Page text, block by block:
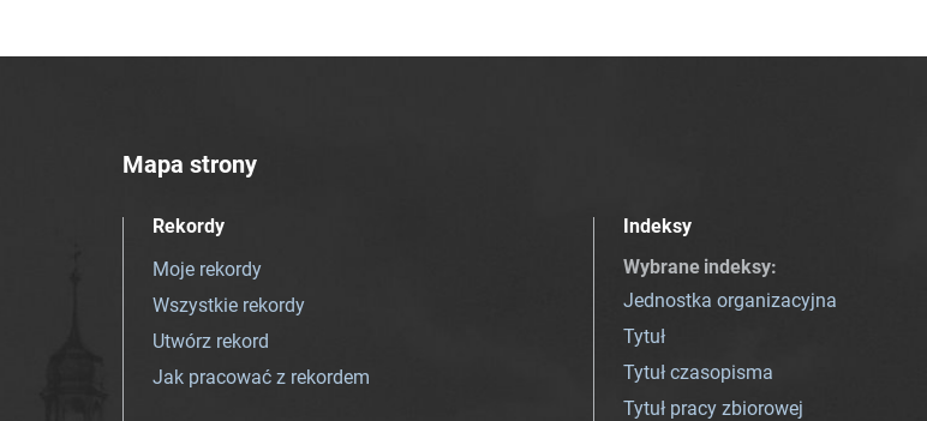
Mapa strony
Rekordy
Moje rekordy
Wszystkie rekordy
Utwórz rekord
Jak pracować z rekordem
Indeksy
Wybrane indeksy:
Jednostka organizacyjna
Tytuł
Tytuł czasopisma
Tytuł pracy zbiorowej